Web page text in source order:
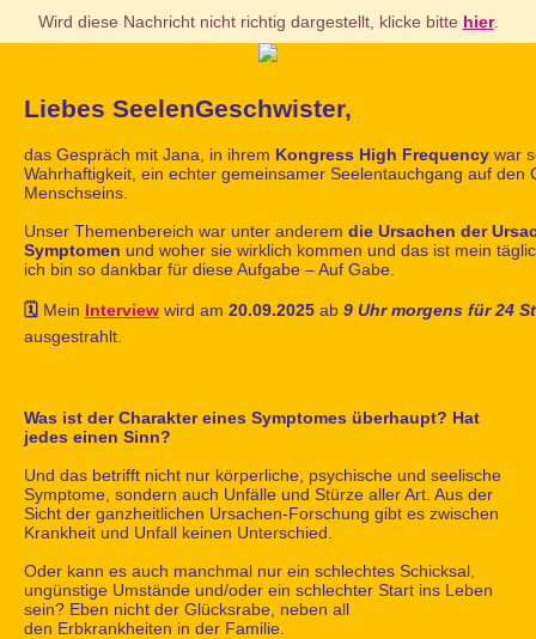
Wird diese Nachricht nicht richtig dargestellt, klicke bitte hier.
Liebes SeelenGeschwister,
das Gespräch mit Jana, in ihrem Kongress High Frequency war
Wahrhaftigkeit, ein echter gemeinsamer Seelentauchgang auf den
Menschseins.
Unser Themenbereich war unter anderem die Ursachen der
Symptomen und woher sie wirklich kommen und das ist mein
ich bin so dankbar für diese Aufgabe – Auf Gabe.
🗓️ Mein Interview wird am 20.09.2025 ab 9 Uhr morgens für 24
ausgestrahlt.
Was ist der Charakter eines Symptomes überhaupt? Hat
jedes einen Sinn?
Und das betrifft nicht nur körperliche, psychische und seelische
Symptome, sondern auch Unfälle und Stürze aller Art. Aus der
Sicht der ganzheitlichen Ursachen-Forschung gibt es zwischen
Krankheit und Unfall keinen Unterschied.
Oder kann es auch manchmal nur ein schlechtes Schicksal,
ungünstige Umstände und/oder ein schlechter Start ins Leben
sein? Eben nicht der Glücksrabe, neben all
den Erbkrankheiten in der Familie.